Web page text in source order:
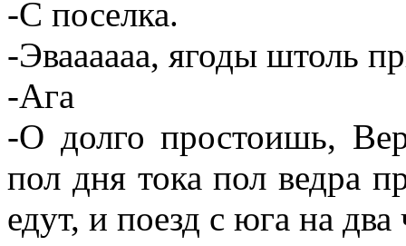
-С поселка.
-Эваааааа, ягоды штоль
-Ага
-О долго простоишь,
пол дня тока пол ведра
едут, и поезд с юга на